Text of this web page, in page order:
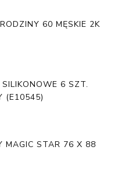
60 MĘSKIE 2K
6 SZT.
(E10545)
MAGIC STAR 76 X 88